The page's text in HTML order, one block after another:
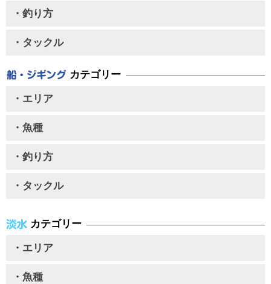
・釣り方
・タックル
カテゴリー
・エリア
・魚種
・釣り方
・タックル
カテゴリー
・エリア
・魚種